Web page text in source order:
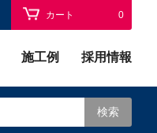
カート 0
施工例 採用情報
検索